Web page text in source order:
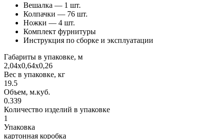
Вешалка — 1 шт.
Колпачки — 76 шт.
Ножки — 4 шт.
Комплект фурнитуры
Инструкция по сборке и эксплуатации
Габариты в упаковке, м
2,04х0,64х0,26
Вес в упаковке, кг
19.5
Объем, м.куб.
0.339
Количество изделий в упаковке
1
Упаковка
картонная коробка